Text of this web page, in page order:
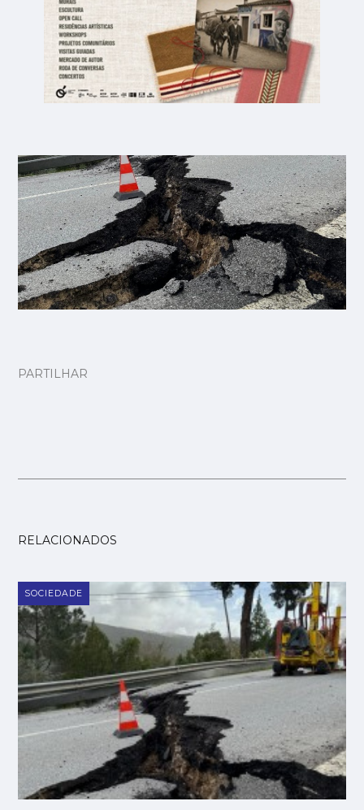
PARTILHAR
RELACIONADOS
SOCIEDADE